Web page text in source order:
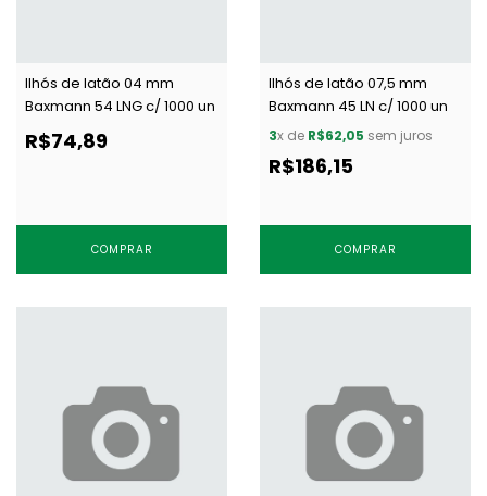
Ilhós de latão 04 mm
Baxmann 54 LNG c/ 1000 un
R$74,89
COMPRAR
Ilhós de latão 07,5 mm
Baxmann 45 LN c/ 1000 un
3x de R$62,05 sem juros
R$186,15
COMPRAR